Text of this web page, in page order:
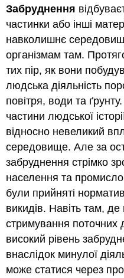
Атрибуції
Забруднення
частинки або інші
навколишнє
організмам там.
тих пір, як вони
людська діяльність
повітря, води та
частини людської
відносно невеликий
середовище. Але за
забруднення стрімко
населення та
були прийняті
викидів. Навіть там,
стримування поточних
високий рівень
внаслідок минулої
може статися через